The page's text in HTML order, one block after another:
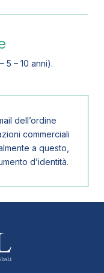
5 – 10 anni).
dell’ordine
commerciali
a questo,
d’identità.